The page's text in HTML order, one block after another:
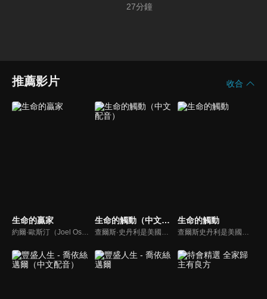
27分鐘
推薦影片 收合
生命的贏家 生命的觸動（中文配音） 生命的觸動